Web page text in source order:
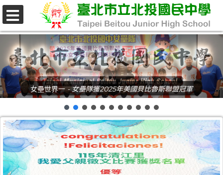
跳
至
要
內
容
女壘世界一- 女壘隊獲2025年美國貝比魯斯聯盟冠軍
選
單